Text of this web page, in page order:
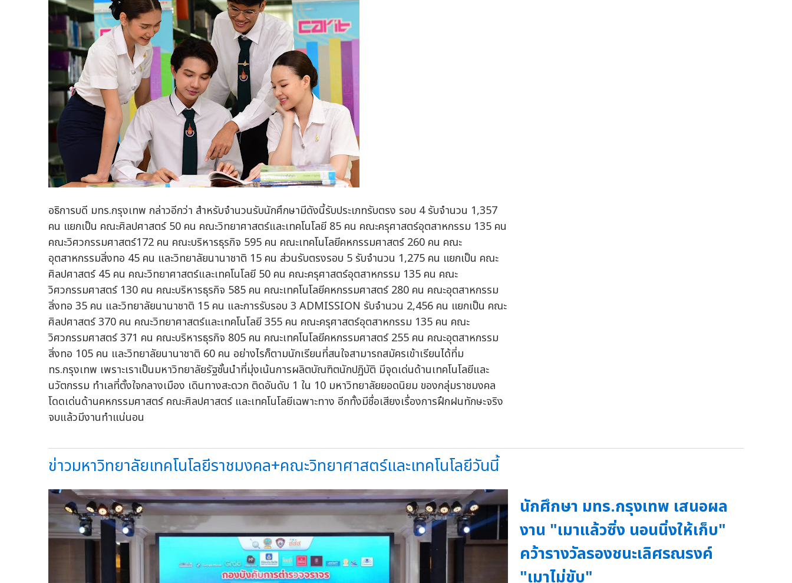
อธิการบดี มทร.กรุงเทพ กล่าวอีกว่า สำหรับจำนวนรับนักศึกษามีดังนี้รับประเภทรับตรง รอบ 4 รับจำนวน 1,357
คน แยกเป็น คณะศิลปศาสตร์ 50 คน คณะวิทยาศาสตร์และเทคโนโลยี 85 คน คณะครุศาสตร์อุตสาหกรรม 135 คน
คณะวิศวกรรมศาสตร์172 คน คณะบริหารธุรกิจ 595 คน คณะเทคโนโลยีคหกรรมศาสตร์ 260 คน คณะ
อุตสาหกรรมสิ่งทอ 45 คน และวิทยาลัยนานาชาติ 15 คน ส่วนรับตรงรอบ 5 รับจำนวน 1,275 คน แยกเป็น คณะ
ศิลปศาสตร์ 45 คน คณะวิทยาศาสตร์และเทคโนโลยี 50 คน คณะครุศาสตร์อุตสาหกรรม 135 คน คณะ
วิศวกรรมศาสตร์ 130 คน คณะบริหารธุรกิจ 585 คน คณะเทคโนโลยีคหกรรมศาสตร์ 280 คน คณะอุตสาหกรรม
สิ่งทอ 35 คน และวิทยาลัยนานาชาติ 15 คน และการรับรอบ 3 ADMISSION รับจำนวน 2,456 คน แยกเป็น คณะ
ศิลปศาสตร์ 370 คน คณะวิทยาศาสตร์และเทคโนโลยี 355 คน คณะครุศาสตร์อุตสาหกรรม 135 คน คณะ
วิศวกรรมศาสตร์ 371 คน คณะบริหารธุรกิจ 805 คน คณะเทคโนโลยีคหกรรมศาสตร์ 255 คน คณะอุตสาหกรรม
สิ่งทอ 105 คน และวิทยาลัยนานาชาติ 60 คน อย่างไรก็ตามนักเรียนที่สนใจสามารถสมัครเข้าเรียนได้ที่ม
ทร.กรุงเทพ เพราะเราเป็นมหาวิทยาลัยรัฐชั้นนำที่มุ่งเน้นการผลิตบัณฑิตนักปฏิบัติ มีจุดเด่นด้านเทคโนโลยีและ
นวัตกรรม ทำเลที่ตั้งใจกลางเมือง เดินทางสะดวก ติดอันดับ 1 ใน 10 มหาวิทยาลัยยอดนิยม ของกลุ่มราชมงคล
โดดเด่นด้านคหกรรมศาสตร์ คณะศิลปศาสตร์ และเทคโนโลยีเฉพาะทาง อีกทั้งมีชื่อเสียงเรื่องการฝึกฝนทักษะจริง
จบแล้วมีงานทำแน่นอน
ข่าวมหาวิทยาลัยเทคโนโลยีราชมงคล+คณะวิทยาศาสตร์และเทคโนโลยีวันนี้
นักศึกษา มทร.กรุงเทพ เสนอผล
งาน "เมาแล้วซิ่ง นอนนิ่งให้เก็บ"
คว้ารางวัลรองชนะเลิศรณรงค์
"เมาไม่ขับ"